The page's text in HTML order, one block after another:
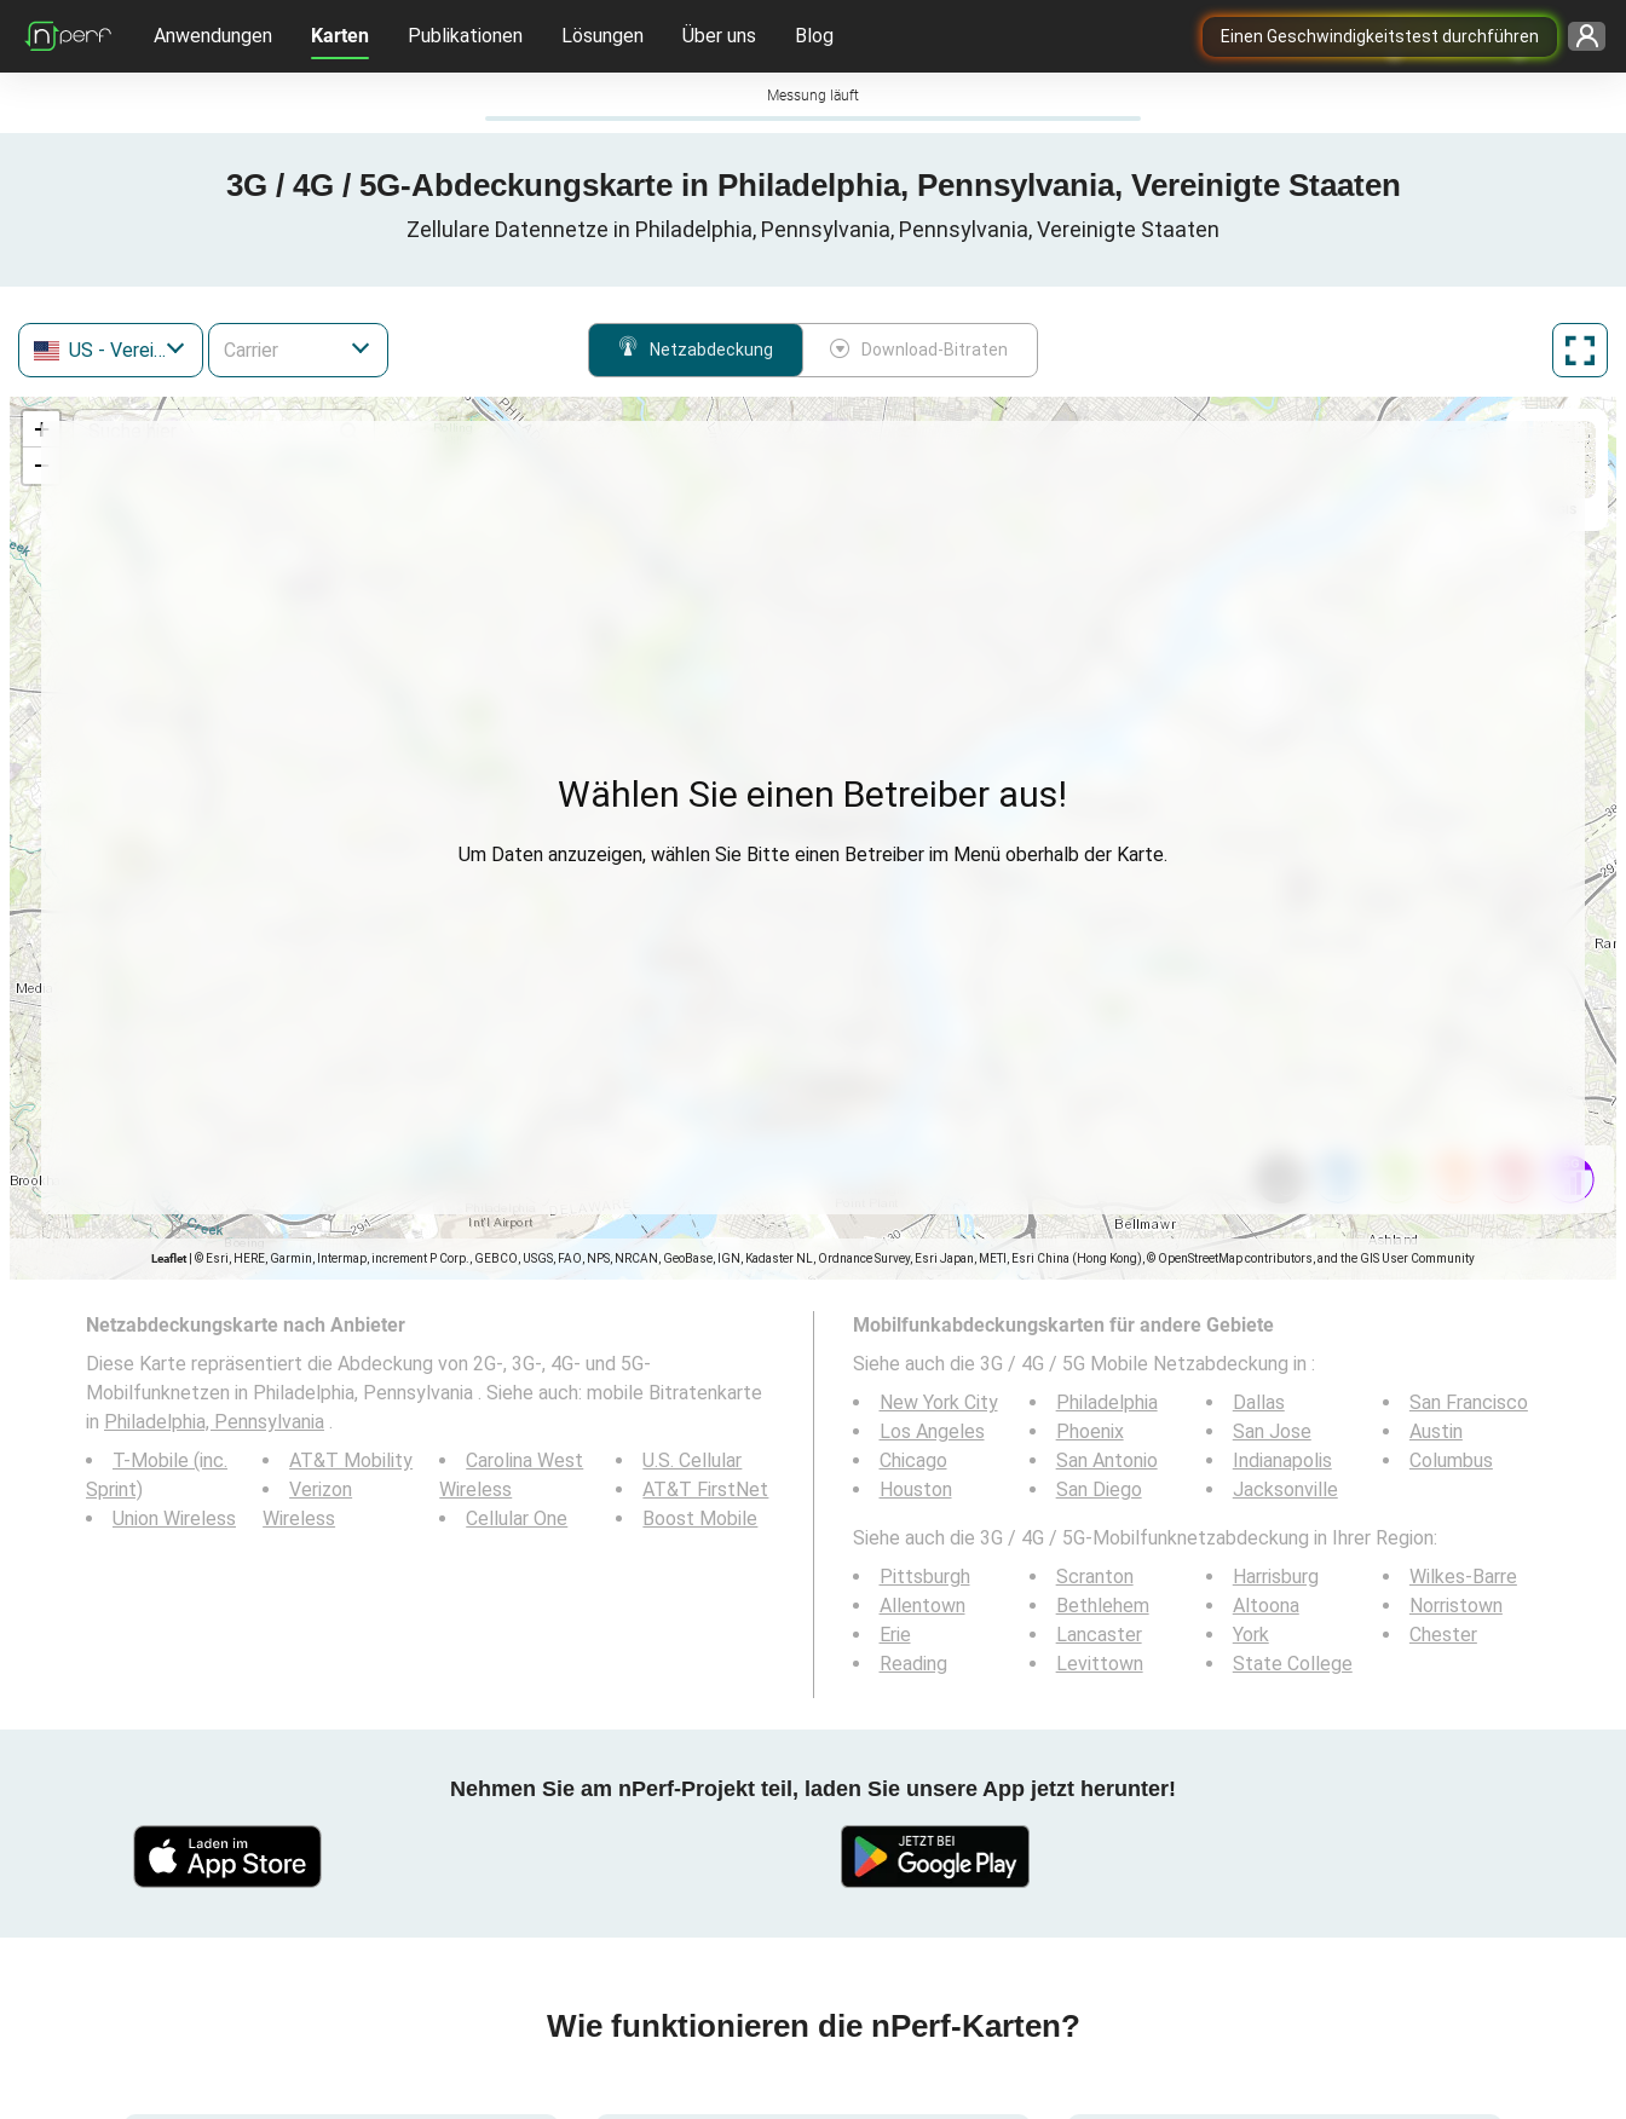
Einen Geschwindigkeitstest durchführen
Anwendungen Karten Publikationen Lösungen Über uns Blog
Messung läuft
3G / 4G / 5G-Abdeckungskarte in Philadelphia, Pennsylvania, Vereinigte Staaten
Zellulare Datennetze in Philadelphia, Pennsylvania, Pennsylvania, Vereinigte Staaten
US - Vereinigte Staaten Netzabdeckung Download-Bitraten
+
−
Leaflet © Esri, HERE, Garmin, Intermap, increment P Corp., GEBCO, USGS, FAO, NPS, NRCAN, GeoBase, IGN, Kadaster NL, Ordnance Survey, Esri Japan, METI, Esri China (Hong Kong), © OpenStreetMap contributors, and the GIS User Community
Wählen Sie einen Betreiber aus!
Um Daten anzuzeigen, wählen Sie Bitte einen Betreiber im Menü oberhalb der Karte.
Netzabdeckungskarte nach Anbieter
Diese Karte repräsentiert die Abdeckung von 2G-, 3G-, 4G- und 5G-
Mobilfunknetzen in Philadelphia, Pennsylvania . Siehe auch: mobile Bitratenkarte
in Philadelphia, Pennsylvania .
T-Mobile (inc.
Sprint)
Union Wireless
AT&T Mobility
Verizon
Wireless
Carolina West
Wireless
Cellular One
U.S. Cellular
AT&T FirstNet
Boost Mobile
Mobilfunkabdeckungskarten für andere Gebiete
Siehe auch die 3G / 4G / 5G Mobile Netzabdeckung in :
New York City
Los Angeles
Chicago
Houston
Philadelphia
Phoenix
San Antonio
San Diego
Dallas
San Jose
Indianapolis
Jacksonville
San Francisco
Austin
Columbus
Siehe auch die 3G / 4G / 5G-Mobilfunknetzabdeckung in Ihrer Region:
Pittsburgh
Allentown
Erie
Reading
Scranton
Bethlehem
Lancaster
Levittown
Harrisburg
Altoona
York
State College
Wilkes-Barre
Norristown
Chester
Nehmen Sie am nPerf-Projekt teil, laden Sie unsere App jetzt herunter!
Wie funktionieren die nPerf-Karten?